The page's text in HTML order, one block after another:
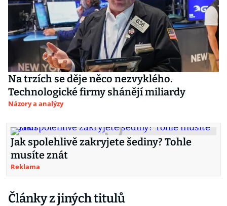
Na trzích se děje něco nezvyklého.
Technologické firmy shánějí miliardy
Názory a analýzy
Jak spolehlivě zakryjete šediny? Tohle
musíte znát
Reklama
Články z jiných titulů